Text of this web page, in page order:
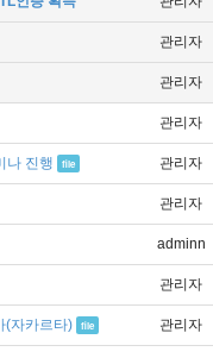
관리자
관리자
관리자
나 진행 file 관리자
관리자
adminn
관리자
(자카르타) file 관리자